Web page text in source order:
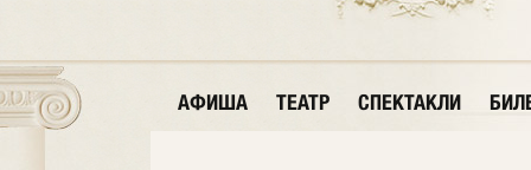
АФИША ТЕАТР СПЕКТАКЛИ